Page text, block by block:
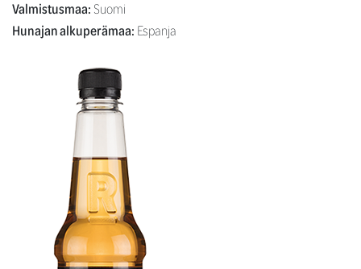
Valmistusmaa: Suomi
Hunajan alkuperämaa: Espanja